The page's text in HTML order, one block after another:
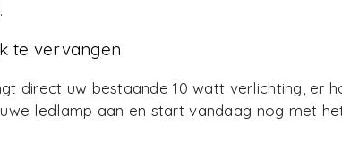
te vervangen
direct uw bestaande 10 watt verlichting, er
ledlamp aan en start vandaag nog met